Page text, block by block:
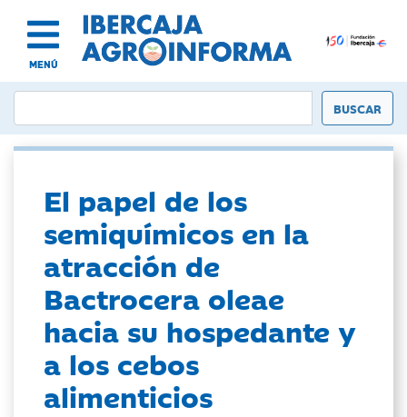
MENÚ
El papel de los
semiquímicos en la
atracción de
Bactrocera oleae
hacia su hospedante y
a los cebos
alimenticios